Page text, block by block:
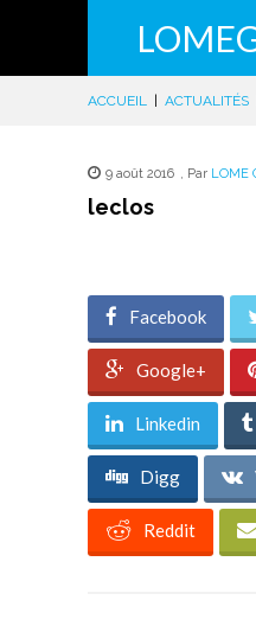
ACCUEIL ACTUALITÉS
9 août 2016 , Par LOME
leclos
Facebook
Google+
Linkedin
Digg
Reddit